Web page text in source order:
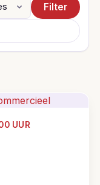
Filter
UUR